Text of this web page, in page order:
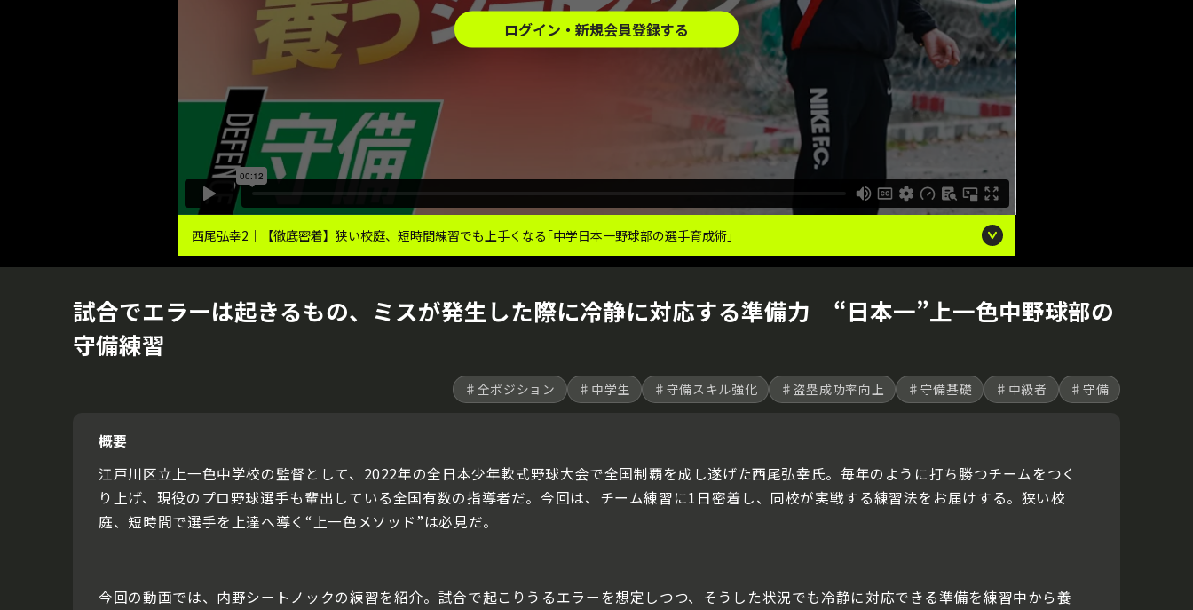
西尾弘幸2｜【徹底密着】狭い校庭、短時間練習でも上手くなる｢中学日本一野球部の選手育成術｣
ログイン・新規会員登録する
試合でエラーは起きるもの、ミスが発生した際に冷静に対応する準備力 “日本一”上一色中野球部の
守備練習
♯全ポジション ♯中学生 ♯守備スキル強化 ♯盗塁成功率向上 ♯守備基礎 ♯中級者 ♯守備
概要
江戸川区立上一色中学校の監督として、2022年の全日本少年軟式野球大会で全国制覇を成し遂げた西尾弘幸氏。毎年のように打ち勝つチームをつく
り上げ、現役のプロ野球選手も輩出している全国有数の指導者だ。今回は、チーム練習に1日密着し、同校が実戦する練習法をお届けする。狭い校
庭、短時間で選手を上達へ導く“上一色メソッド”は必見だ。
今回の動画では、内野シートノックの練習を紹介。試合で起こりうるエラーを想定しつつ、そうした状況でも冷静に対応できる準備を練習中から養